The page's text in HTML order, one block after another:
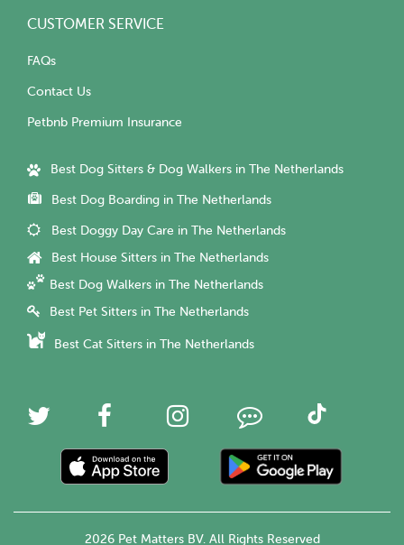
CUSTOMER SERVICE
FAQs
Contact Us
Petbnb Premium Insurance
Best Dog Sitters & Dog Walkers in The Netherlands
Best Dog Boarding in The Netherlands
Best Doggy Day Care in The Netherlands
Best House Sitters in The Netherlands
Best Dog Walkers in The Netherlands
Best Pet Sitters in The Netherlands
Best Cat Sitters in The Netherlands
2026 Pet Matters BV. All Rights Reserved